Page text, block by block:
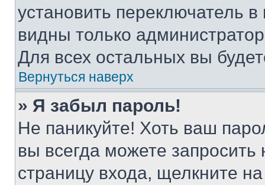
установить переключатель
видны только
Для всех остальных вы
Вернуться наверх
» Я забыл пароль!
Не паникуйте! Хоть ваш
вы всегда можете
страницу входа, щелкните